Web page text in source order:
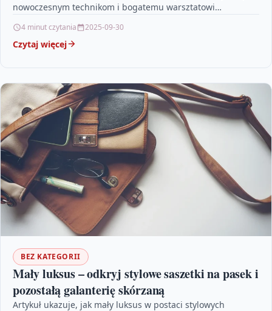
nowoczesnym technikom i bogatemu warsztatowi
4 minut czytania 2025-09-30
Czytaj więcej
BEZ KATEGORII
Mały luksus – odkryj stylowe saszetki na pasek i
pozostałą galanterię skórzaną
Artykuł ukazuje, jak mały luksus w postaci stylowych